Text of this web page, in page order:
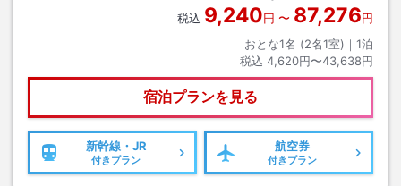
税込 9,240円 〜 87,276円
おとな1名 (2名1室)｜ 1泊
税込 4,620円〜43,638円
宿泊プランを見る
新幹線・JR
付きプラン
航空券
付きプラン